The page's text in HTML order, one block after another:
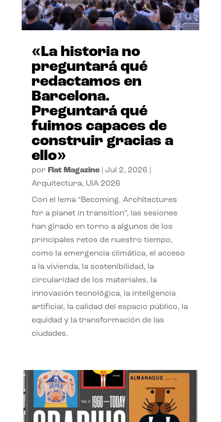
«La historia no
preguntará qué
redactamos en
Barcelona.
Preguntará qué
fuimos capaces de
construir gracias a
ello»
por Flat Magazine| Jul 2, 2026
Arquitectura, UIA 2026
Con el lema “Becoming. Architectures
for a planet in transition”, las sesiones
han girado en torno a algunos de los
principales retos de nuestro tiempo,
como la emergencia climática, el acceso
a la vivienda, la sostenibilidad, la
circularidad de los materiales, la
innovación tecnológica, la inteligencia
artificial, la calidad del espacio público, la
equidad y la transformación de las
ciudades.